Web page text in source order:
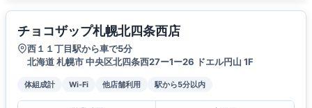
チョコザップ札幌北四条西店
西１１丁目駅から車で5分
北海道 札幌市 中央区北四条西27ー1ー26 ドエル円山 1F
体組成計 Wi-Fi 他店舗利用 駅から5分以内